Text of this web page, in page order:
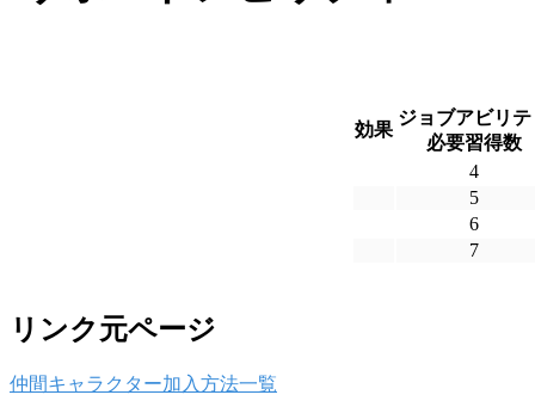
効果
ジョブアビリ
必要習得数
4
5
6
7
リンク元ページ
仲間キャラクター加入方法一覧